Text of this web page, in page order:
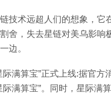
技术远超人们的想象，它
舍，失去星链对美乌影响
边。
际满算宝”正式上线:据官方
满算宝”。同时，星际满